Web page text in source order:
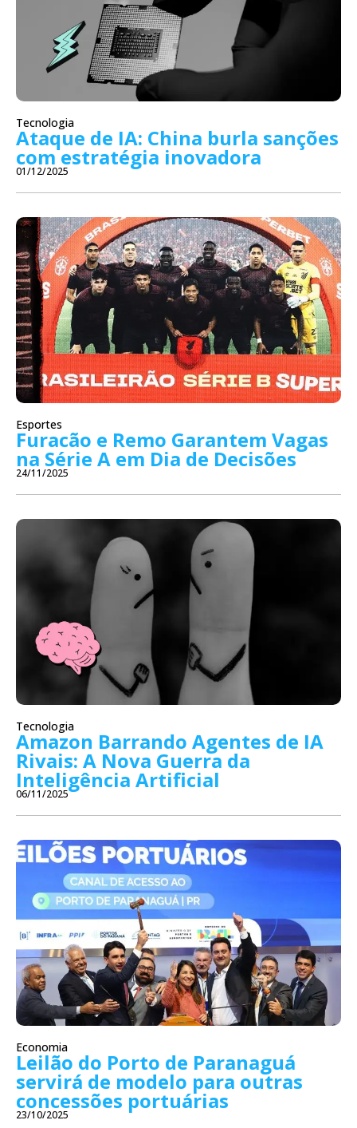
Tecnologia
Ataque de IA: China burla sanções
com estratégia inovadora
01/12/2025
Esportes
Furacão e Remo Garantem Vagas
na Série A em Dia de Decisões
24/11/2025
Tecnologia
Amazon Barrando Agentes de IA
Rivais: A Nova Guerra da
Inteligência Artificial
06/11/2025
Economia
Leilão do Porto de Paranaguá
servirá de modelo para outras
concessões portuárias
23/10/2025